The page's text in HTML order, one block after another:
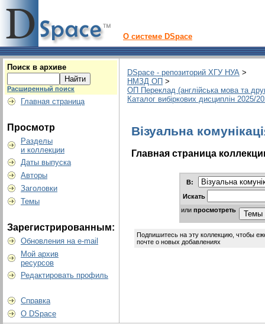
О системе DSpace
Поиск в архиве
Расширенный поиск
Главная страница
Просмотр
Разделы
и коллекции
Даты выпуска
Авторы
Заголовки
Темы
Зарегистрированным:
Обновления на e-mail
Мой архив
ресурсов
Редактировать профиль
Справка
О DSpace
DSpace - репозиторий ХГУ НУА >
НМЗД ОП >
ОП Переклад (англійська мова та
Каталог вибіркових дисциплін 2025/
Візуальна
Главная страница
В:
Искать
или просмотреть
Подпишитесь на эту коллекцию, чтобы
почте о новых добавлениях